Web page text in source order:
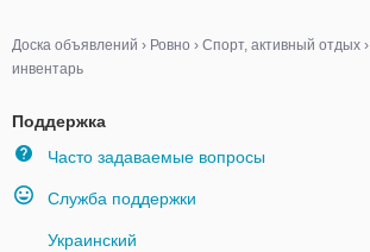
Доска объявлений › Ровно › Спорт, активный отдых ›
инвентарь
Поддержка
Часто задаваемые вопросы
Служба поддержки
Украинский